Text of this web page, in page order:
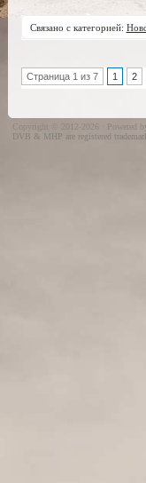
Связано с категорией:
Страница 1 из 7 1 2
Copyright © 2012-2026 · Powered by
DVB & MHP are registered